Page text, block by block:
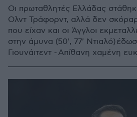
Οι πρωταθλητές Ελλάδας
Ολντ Τράφορντ, αλλά δεν
που είχαν και οι Άγγλοι
στην άμυνα (50', 77' Ντιαλό)
Γιουνάιτεντ - Απίθανη χαμένη